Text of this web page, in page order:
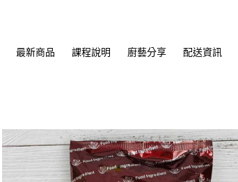
最新商品 課程說明 廚藝分享 配送資訊